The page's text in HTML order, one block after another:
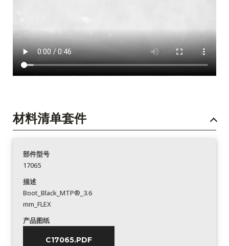
材料清单套件
部件型号
17065
描述
Boot_Black_MTP®_3.6
mm_FLEX
产品图纸
C17065.PDF